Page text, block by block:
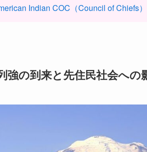
Indian COC（Council of Chiefs）
強の到来と先住民社会への